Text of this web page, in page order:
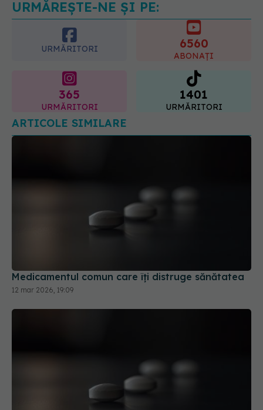
URMĂREȘTE-NE ȘI PE:
URMĂRITORI 6560
ABONAȚI
365
URMĂRITORI
1401
URMĂRITORI
ARTICOLE SIMILARE
Medicamentul comun care îți distruge sănătatea
12 mar 2026, 19:09